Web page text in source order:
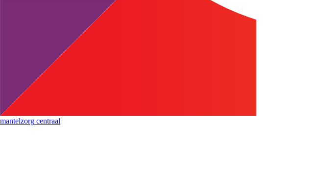
mantelzorg centraal